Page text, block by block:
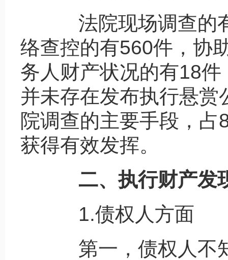
法院现场调查的有
络查控的有560件，协
务人财产状况的有18
并未存在发布执行悬
院调查的主要手段，
获得有效发挥。
二、执行财产发
1.债权人方面
第一，债权人不知